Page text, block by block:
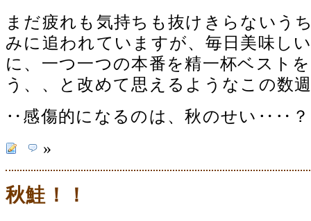
まだ疲れも気持ちも抜けきらないう
みに追われていますが、毎日美味し
に、一つ一つの本番を精一杯ベスト
う、、と改めて思えるようなこの数
‥感傷的になるのは、秋のせい‥‥
»
秋鮭！！